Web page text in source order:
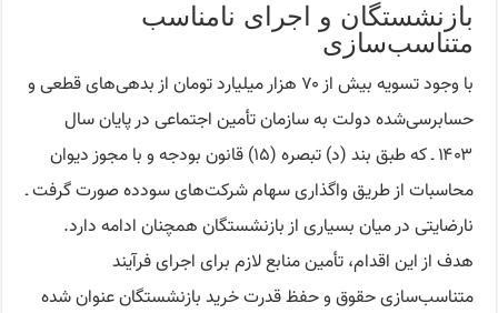
بازنشستگان و اجرای نامناسب
متناسب‌سازی
با وجود تسویه بیش از ۷۰ هزار میلیارد تومان از بدهی‌های قطعی و
حسابرسی‌شده دولت به سازمان تأمین اجتماعی در پایان سال
۱۴۰۳ ـ که طبق بند (د) تبصره (۱۵) قانون بودجه و با مجوز دیوان
محاسبات از طریق واگذاری سهام شرکت‌های سودده صورت گرفت ـ
نارضایتی در میان بسیاری از بازنشستگان همچنان ادامه دارد.
هدف از این اقدام، تأمین منابع لازم برای اجرای فرآیند
متناسب‌سازی حقوق و حفظ قدرت خرید بازنشستگان عنوان شده